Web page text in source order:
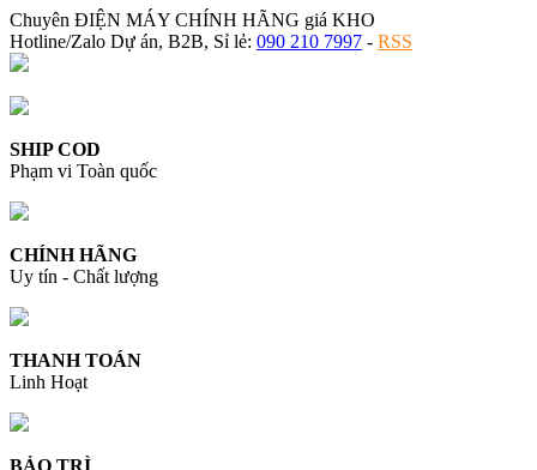
Chuyên ĐIỆN MÁY CHÍNH HÃNG giá KHO
Hotline/Zalo Dự án, B2B, Sỉ lẻ: 090 210 7997 - RSS
SHIP COD
Phạm vi Toàn quốc
CHÍNH HÃNG
Uy tín - Chất lượng
THANH TOÁN
Linh Hoạt
BẢO TRÌ